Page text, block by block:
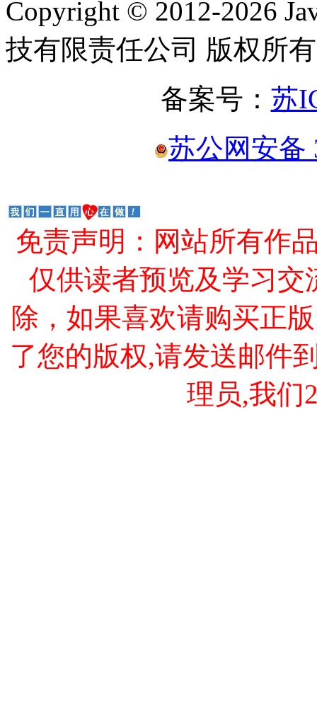
Copyright © 2012-2026
技有限责任公司 版权所有
备案号： 苏
苏公网安备
免责声明：网站所有作
仅供读者预览及学习交
除，如果喜欢请购买正
了您的版权,请发送邮件
理员,我们